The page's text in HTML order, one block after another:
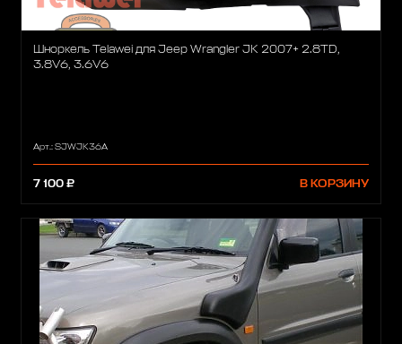
Шноркель Telawei для Jeep Wrangler JK 2007+ 2.8TD,
3.8V6, 3.6V6
Арт.: SJWJK36A
7 100 ₽ В КОРЗИНУ